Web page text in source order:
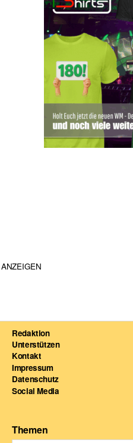
ANZEIGEN
Redaktion
Unterstützen
Kontakt
Impressum
Datenschutz
Social Media
Themen